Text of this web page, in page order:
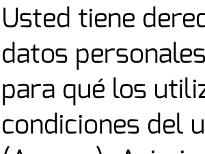
Usted tiene
datos
para qué los
condiciones del